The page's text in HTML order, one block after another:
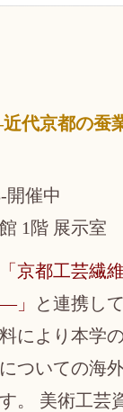
近代京都の
開催中
1階 展示室
「京都工芸繊
」
と連携し
により本学
ついての海
。 美術工芸